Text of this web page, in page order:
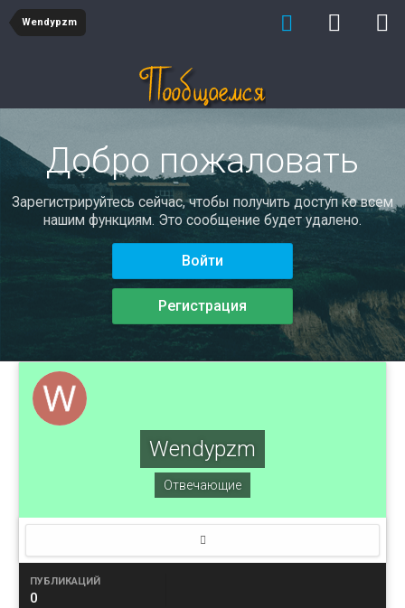
Wendypzm
Добро пожаловать
Зарегистрируйтесь сейчас, чтобы получить доступ ко всем
нашим функциям. Это сообщение будет удалено.
Войти
Регистрация
Wendypzm
Отвечающие
ПУБЛИКАЦИЙ
0